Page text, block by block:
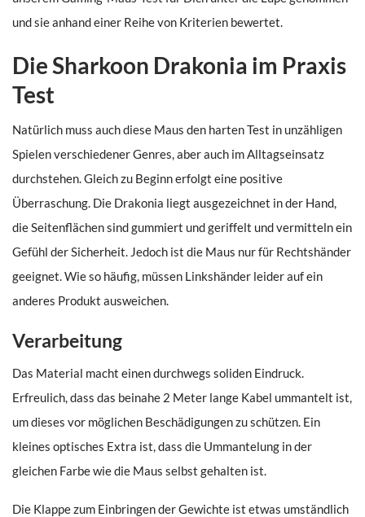
und sie anhand einer Reihe von Kriterien bewertet.
Die Sharkoon Drakonia im Praxis
Test
Natürlich muss auch diese Maus den harten Test in unzähligen
Spielen verschiedener Genres, aber auch im Alltagseinsatz
durchstehen. Gleich zu Beginn erfolgt eine positive
Überraschung. Die Drakonia liegt ausgezeichnet in der Hand,
die Seitenflächen sind gummiert und geriffelt und vermitteln ein
Gefühl der Sicherheit. Jedoch ist die Maus nur für Rechtshänder
geeignet. Wie so häufig, müssen Linkshänder leider auf ein
anderes Produkt ausweichen.
Verarbeitung
Das Material macht einen durchwegs soliden Eindruck.
Erfreulich, dass das beinahe 2 Meter lange Kabel ummantelt ist,
um dieses vor möglichen Beschädigungen zu schützen. Ein
kleines optisches Extra ist, dass die Ummantelung in der
gleichen Farbe wie die Maus selbst gehalten ist.
Die Klappe zum Einbringen der Gewichte ist etwas umständlich